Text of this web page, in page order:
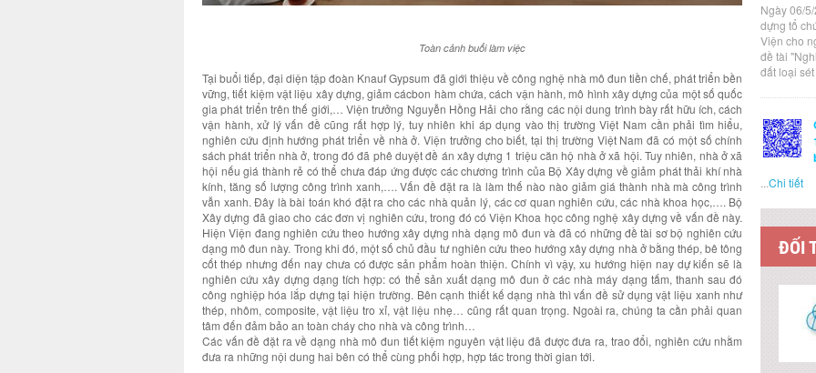
Toàn cảnh buổi làm việc
Tại buổi tiếp, đại diện tập đoàn Knauf Gypsum đã giới thiệu về công nghệ nhà mô đun tiền chế, phát triển bền
vững, tiết kiệm vật liệu xây dựng, giảm cácbon hàm chứa, cách vận hành, mô hình xây dựng của một số quốc
gia phát triển trên thế giới,… Viện trưởng Nguyễn Hồng Hải cho rằng các nội dung trình bày rất hữu ích, cách
vận hành, xử lý vấn đề cũng rất hợp lý, tuy nhiên khi áp dụng vào thị trường Việt Nam cần phải tìm hiểu,
nghiên cứu định hướng phát triển về nhà ở. Viện trưởng cho biết, tại thị trường Việt Nam đã có một số chính
sách phát triển nhà ở, trong đó đã phê duyệt đề án xây dựng 1 triệu căn hộ nhà ở xã hội. Tuy nhiên, nhà ở xã
hội nếu giá thành rẻ có thể chưa đáp ứng được các chương trình của Bộ Xây dựng về giảm phát thải khí nhà
kính, tăng số lượng công trình xanh,…. Vấn đề đặt ra là làm thế nào nào giảm giá thành nhà mà công trình
vẫn xanh. Đây là bài toán khó đặt ra cho các nhà quản lý, các cơ quan nghiên cứu, các nhà khoa học,…. Bộ
Xây dựng đã giao cho các đơn vị nghiên cứu, trong đó có Viện Khoa học công nghệ xây dựng về vấn đề này.
Hiện Viện đang nghiên cứu theo hướng xây dựng nhà dạng mô đun và đã có những đề tài sơ bộ nghiên cứu
dạng mô đun này. Trong khi đó, một số chủ đầu tư nghiên cứu theo hướng xây dựng nhà ở bằng thép, bê tông
cốt thép nhưng đến nay chưa có được sản phẩm hoàn thiện. Chính vì vậy, xu hướng hiện nay dự kiến sẽ là
nghiên cứu xây dựng dạng tích hợp: có thể sản xuất dạng mô đun ở các nhà máy dạng tấm, thanh sau đó
công nghiệp hóa lắp dựng tại hiện trường. Bên cạnh thiết kế dạng nhà thì vấn đề sử dụng vật liệu xanh như
thép, nhôm, composite, vật liệu tro xỉ, vật liệu nhẹ… cũng rất quan trọng. Ngoài ra, chúng ta cần phải quan
tâm đến đảm bảo an toàn cháy cho nhà và công trình…
Các vấn đề đặt ra về dạng nhà mô đun tiết kiệm nguyên vật liệu đã được đưa ra, trao đổi, nghiên cứu nhằm
đưa ra những nội dung hai bên có thể cùng phối hợp, hợp tác trong thời gian tới.
Ngày 06/
dựng tổ
Viện cho
đề tài
đất loại
...Chi tiết
ĐỐI